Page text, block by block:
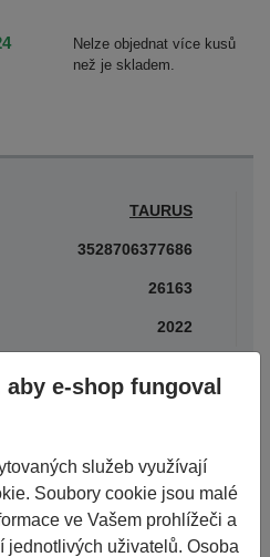
Nelze objednat více kusů
než je skladem.
TAURUS
3528706377686
26163
2022
LETNÍ
215
e-shop fungoval
služeb využívají
Soubory cookie jsou malé
ve Vašem prohlížeči a
jednotlivých uživatelů. Osoba